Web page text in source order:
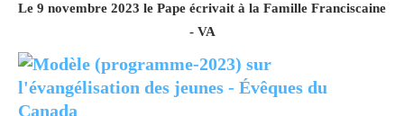
Le 9 novembre 2023 le Pape écrivait à la Famille Franciscaine
- VA